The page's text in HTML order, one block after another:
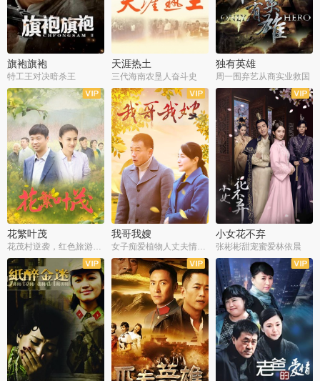
旗袍旗袍
特工王对决暗杀王
天涯热土
三代海南农垦人奋斗史
独有英雄
周一围弃艺从商实业救国
全34集
花繁叶茂
花茂村逆袭，红色旅游出圈
全50集
我哥我嫂
女子痴爱植物人丈夫情定一生
全51集
小女花不弃
张彬彬甜宠蜜爱林依晨
全42集
全35集 全32集